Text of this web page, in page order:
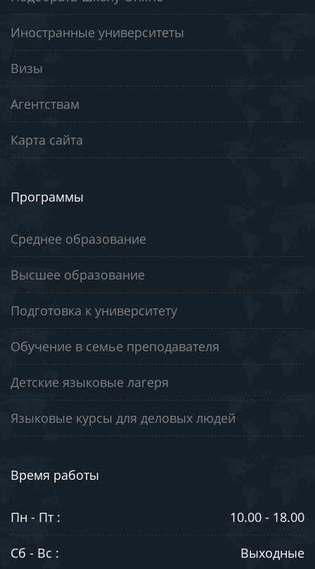
Иностранные университеты
Визы
Агентствам
Карта сайта
Программы
Среднее образование
Высшее образование
Подготовка к университету
Обучение в семье преподавателя
Детские языковые лагеря
Языковые курсы для деловых людей
Время работы
Пн - Пт : 10.00 - 18.00
Сб - Вс : Выходные